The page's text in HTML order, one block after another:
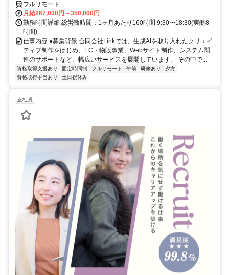
フルリモート
月給267,000円～350,000円
勤務時間詳細 総労働時間：1ヶ月あたり160時間 9:30〜18:30(実働8
時間)
仕事内容 ●募集背景 合同会社Linkでは、生成AIを取り入れたクリエイ
ティブ制作をはじめ、EC・物販事業、Webサイト制作、システム関
連のサポートなど、幅広いサービスを展開しています。 その中で...
資格取得支援あり 固定時間制 フルリモート 午前 研修あり
夕方
資格取得手当あり
土日祝休み
正社員